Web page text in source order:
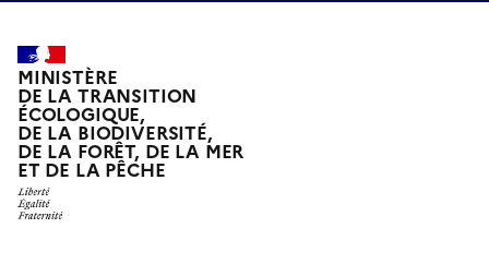
MINISTÈRE
DE LA TRANSITION
ÉCOLOGIQUE,
DE LA BIODIVERSITÉ,
DE LA FORÊT, DE LA MER
ET DE LA PÊCHE